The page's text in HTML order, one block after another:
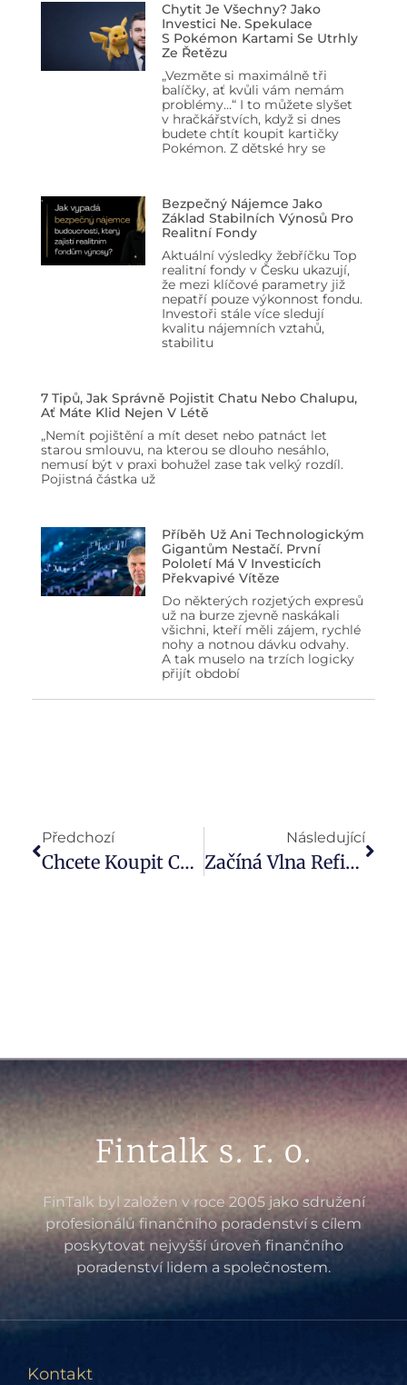
Chytit Je Všechny? Jako
Investici Ne. Spekulace
S Pokémon Kartami Se Utrhly
Ze Řetězu
„Vezměte si maximálně tři
balíčky, ať kvůli vám nemám
problémy…“ I to můžete slyšet
v hračkářstvích, když si dnes
budete chtít koupit kartičky
Pokémon. Z dětské hry se
Bezpečný Nájemce Jako
Základ Stabilních Výnosů Pro
Realitní Fondy
Aktuální výsledky žebříčku Top
realitní fondy v Česku ukazují,
že mezi klíčové parametry již
nepatří pouze výkonnost fondu.
Investoři stále více sledují
kvalitu nájemních vztahů,
stabilitu
7 Tipů, Jak Správně Pojistit Chatu Nebo Chalupu,
Ať Máte Klid Nejen V Létě
„Nemít pojištění a mít deset nebo patnáct let
starou smlouvu, na kterou se dlouho nesáhlo,
nemusí být v praxi bohužel zase tak velký rozdíl.
Pojistná částka už
Příběh Už Ani Technologickým
Gigantům Nestačí. První
Pololetí Má V Investicích
Překvapivé Vítěze
Do některých rozjetých expresů
už na burze zjevně naskákali
všichni, kteří měli zájem, rychlé
nohy a notnou dávku odvahy.
A tak muselo na trzích logicky
přijít období
Předchozí
Chcete Koupit Chatu Nebo Chalupu? Na Jaře Nabídka Ožívá A Do Karet Hrají Kupcům I Další Faktory
Následující
Začíná Vlna Refixací Koronavirových Hypoték. Co Dělat, Když Banka Nabídne Novou Sazbu?
Fintalk s. r. o.
FinTalk byl založen v roce 2005 jako sdružení
profesionálů finančního poradenství s cílem
poskytovat nejvyšší úroveň finančního
poradenství lidem a společnostem.
Kontakt